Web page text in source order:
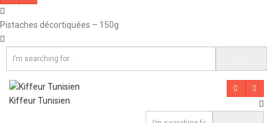
Pistaches décortiquées – 150g
Kiffeur Tunisien